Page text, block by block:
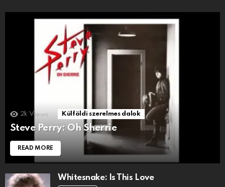
2k Views Külföldi szerelmes dalok
Steve Perry: Oh Sherrie
READ MORE
Whitesnake: Is This Love